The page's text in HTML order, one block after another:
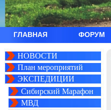
ГЛАВНАЯ ФОРУМ
НОВОСТИ
План мероприятий
ЭКСПЕДИЦИИ
Сибирский Марафон
МВД